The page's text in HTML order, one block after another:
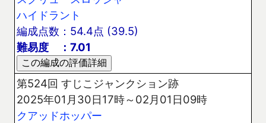
ハイドラント
編成点数：54.4点 (39.5)
難易度 ：7.01
第524回 すじこジャンクション跡
2025年01月30日17時～02月01日09時
クアッドホッパー